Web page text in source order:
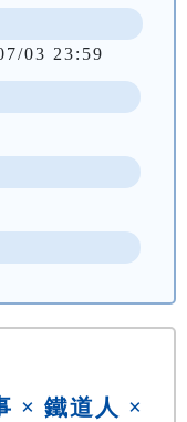
03 23:59
× 鐵道人 ×